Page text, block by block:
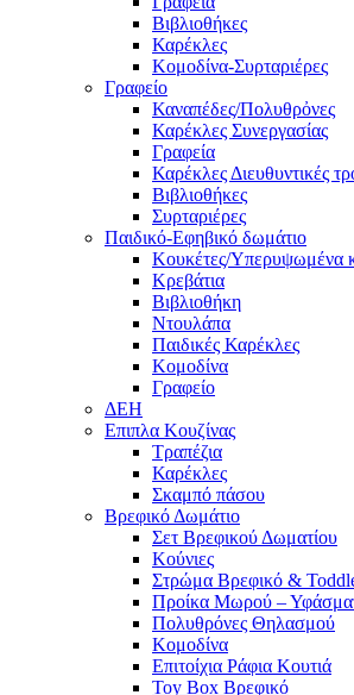
Βιβλιοθήκες
Καρέκλες
Κομοδίνα-Συρταριέρες
Γραφείο
Καναπέδες/Πολυθρὀνες
Καρέκλες Συνεργασίας
Γραφεία
Καρέκλες Διευθυντικές
Βιβλιοθήκες
Συρταριέρες
Παιδικό-Εφηβικό δωμάτιο
Κουκέτες/Υπερυψωμένα
Κρεβάτια
Βιβλιοθήκη
Ντουλάπα
Παιδικές Καρέκλες
Κομοδίνα
Γραφείο
ΔΕΗ
Επιπλα Κουζίνας
Τραπέζια
Καρέκλες
Σκαμπό πάσου
Βρεφικό Δωμάτιο
Σετ Βρεφικού Δωματίου
Κούνιες
Στρώμα Βρεφικό &
Προίκα Μωρού –
Πολυθρόνες Θηλασμού
Κομοδίνα
Επιτοίχια Ράφια Κουτιά
Toy Box Βρεφικό